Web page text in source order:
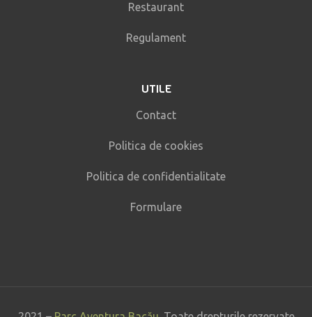
Restaurant
Regulament
UTILE
Contact
Politica de cookies
Politica de confidentialitate
Formulare